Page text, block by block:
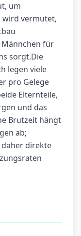
um
wird vermutet,
für
sorgt.Die
legen viele
pro Gelege
Elternteile,
und das
Brutzeit hängt
ab;
direkte